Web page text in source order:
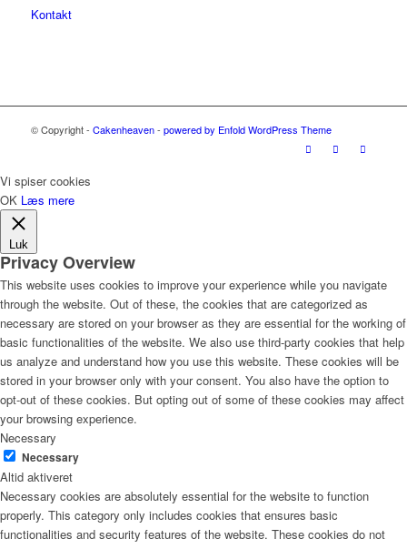
Kontakt
© Copyright - Cakenheaven- powered by Enfold WordPress Theme
Vi spiser cookies
OK Læs mere
Luk
Privacy Overview
This website uses cookies to improve your experience while you navigate
through the website. Out of these, the cookies that are categorized as
necessary are stored on your browser as they are essential for the working of
basic functionalities of the website. We also use third-party cookies that help
us analyze and understand how you use this website. These cookies will be
stored in your browser only with your consent. You also have the option to
opt-out of these cookies. But opting out of some of these cookies may affect
your browsing experience.
Necessary
Necessary
Altid aktiveret
Necessary cookies are absolutely essential for the website to function
properly. This category only includes cookies that ensures basic
functionalities and security features of the website. These cookies do not